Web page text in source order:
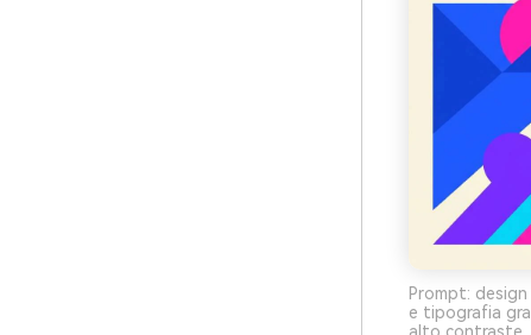
Prompt:
e tipografia
alto contraste,